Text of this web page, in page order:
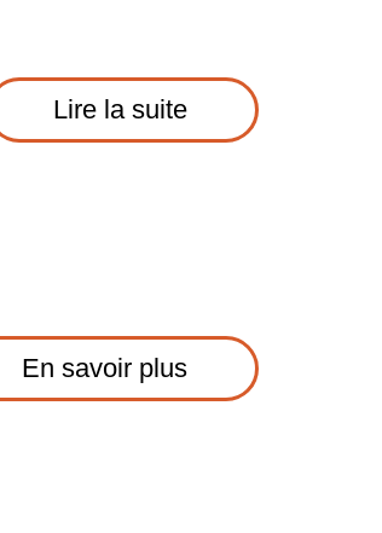
Lire la suite
En savoir plus